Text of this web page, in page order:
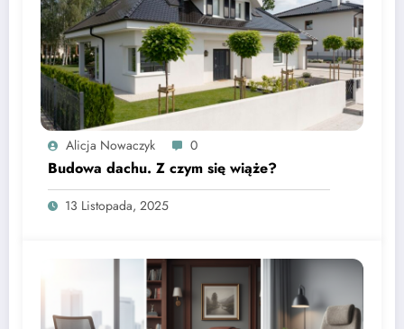
Alicja Nowaczyk 0
Budowa dachu. Z czym się wiąże?
13 Listopada, 2025